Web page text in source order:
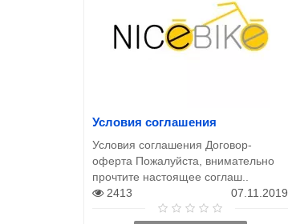
Условия соглашения
Условия соглашения Договор-
оферта Пожалуйста, внимательно
прочтите настоящее соглаш..
2413
07.11.2019